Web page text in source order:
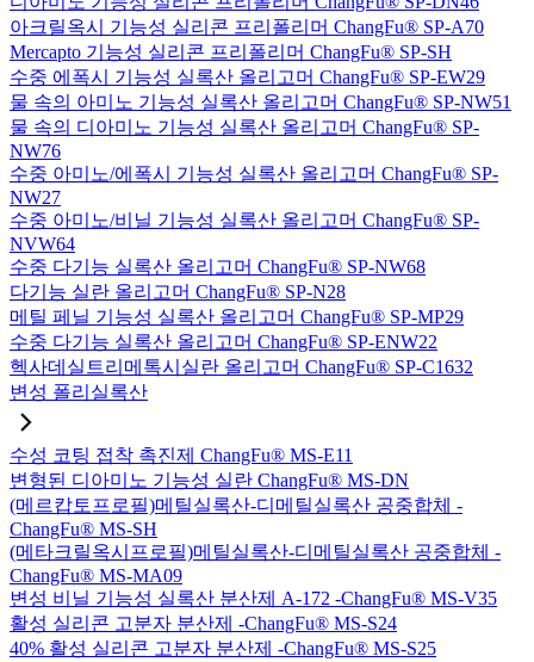
아크릴옥시 기능성 실리콘 프리폴리머 ChangFu® SP-A70
Mercapto 기능성 실리콘 프리폴리머 ChangFu® SP-SH
수중 에폭시 기능성 실록산 올리고머 ChangFu® SP-EW29
물 속의 아미노 기능성 실록산 올리고머 ChangFu® SP-NW51
물 속의 디아미노 기능성 실록산 올리고머 ChangFu® SP-
NW76
수중 아미노/에폭시 기능성 실록산 올리고머 ChangFu® SP-
NW27
수중 아미노/비닐 기능성 실록산 올리고머 ChangFu® SP-
NVW64
수중 다기능 실록산 올리고머 ChangFu® SP-NW68
다기능 실란 올리고머 ChangFu® SP-N28
메틸 페닐 기능성 실록산 올리고머 ChangFu® SP-MP29
수중 다기능 실록산 올리고머 ChangFu® SP-ENW22
헥사데실트리메톡시실란 올리고머 ChangFu® SP-C1632
변성 폴리실록산
수성 코팅 접착 촉진제 ChangFu® MS-E11
변형된 디아미노 기능성 실란 ChangFu® MS-DN
(메르캅토프로필)메틸실록산-디메틸실록산 공중합체 -
ChangFu® MS-SH
(메타크릴옥시프로필)메틸실록산-디메틸실록산 공중합체 -
ChangFu® MS-MA09
변성 비닐 기능성 실록산 분산제 A-172 -ChangFu® MS-V35
활성 실리콘 고분자 분산제 -ChangFu® MS-S24
40% 활성 실리콘 고분자 분산제 -ChangFu® MS-S25